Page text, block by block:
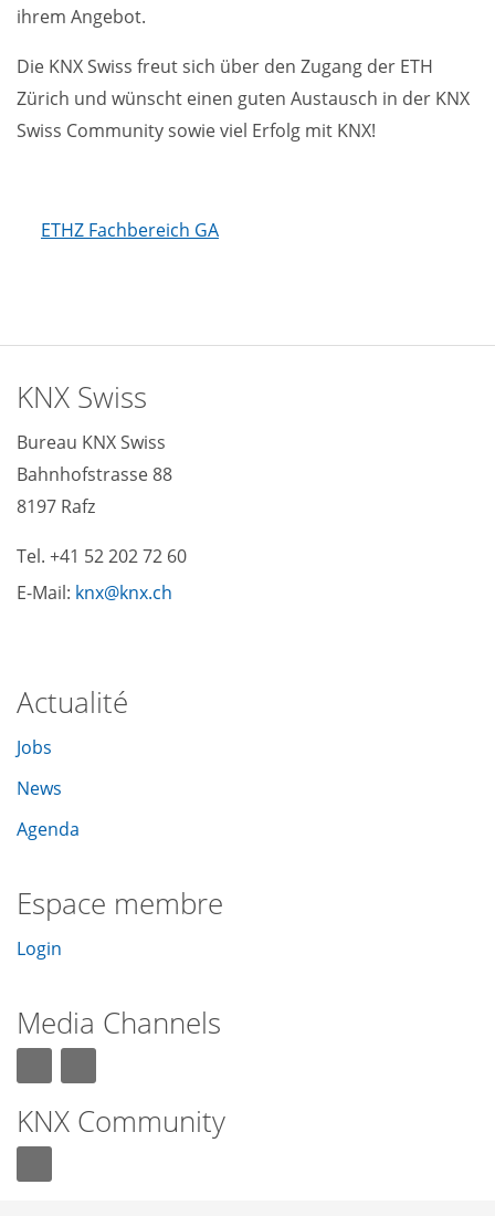
ihrem Angebot.
Die KNX Swiss freut sich über den Zugang der ETH
Zürich und wünscht einen guten Austausch in der KNX
Swiss Community sowie viel Erfolg mit KNX!
ETHZ Fachbereich GA
KNX Swiss
Bureau KNX Swiss
Bahnhofstrasse 88
8197 Rafz
Tel. +41 52 202 72 60
E-Mail: knx knx ch
Actualité
Jobs
News
Agenda
Espace membre
Login
Media Channels
KNX Community